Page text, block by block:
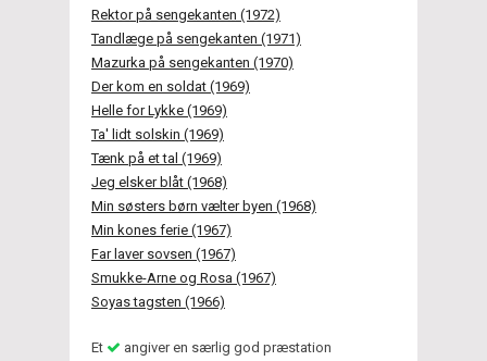
Rektor på sengekanten (1972)
Tandlæge på sengekanten (1971)
Mazurka på sengekanten (1970)
Der kom en soldat (1969)
Helle for Lykke (1969)
Ta' lidt solskin (1969)
Tænk på et tal (1969)
Jeg elsker blåt (1968)
Min søsters børn vælter byen (1968)
Min kones ferie (1967)
Far laver sovsen (1967)
Smukke-Arne og Rosa (1967)
Soyas tagsten (1966)
Et
angiver en særlig god præstation